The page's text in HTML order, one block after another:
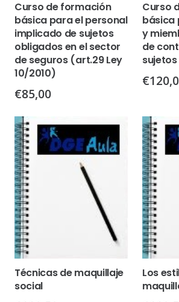
Curso de formación
básica para el personal
implicado de sujetos
obligados en el sector
de seguros (art.29 Ley
10/2010)
€85,00
Curso
básica
y
de
€
Técnicas de maquillaje
social
Los